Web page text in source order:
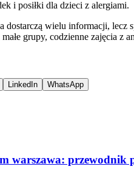
i posiłki dla dzieci z alergiami.
dostarczą wielu informacji, lecz
grupy, codzienne zajęcia z
LinkedIn WhatsApp
warszawa: przewodnik